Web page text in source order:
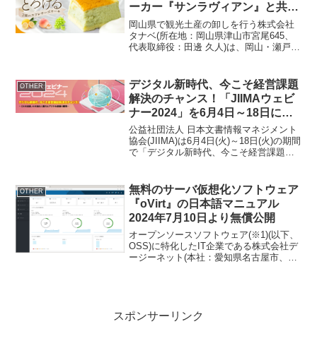
ーカー『サンラヴィアン』と共同
で「果実とろける3種のスフレチ
ーズケーキ」を11月1日より先行
予約販売を開始！
岡山県で観光土産の卸しを行う株式会社
タナベ(所在地：岡山県津山市宮尾645、
代表取締役：田邊 久人)は、岡山・瀬戸
ろける3種のスフレチーズケーキ」の先行
予約販売を「Ma...
OTHER
デジタル新時代、今こそ経営課題
解決のチャンス！「JIIMAウェビ
ナー2024」を6月4日～18日にオ
ンライン開催
公益社団法人 日本文書情報マネジメント
協会(JIIMA)は6月4日(火)～18日(火)の期間
で「デジタル新時代、今こそ経営課題解
す。サブテーマとして「DXの加...
OTHER
無料のサーバ仮想化ソフトウェア
『oVirt』の日本語マニュアル
2024年7月10日より無償公開
オープンソースソフトウェア(※1)(以下、
OSS)に特化したIT企業である株式会社デ
ージーネット(本社：愛知県名古屋市、代
スポンサーリンク